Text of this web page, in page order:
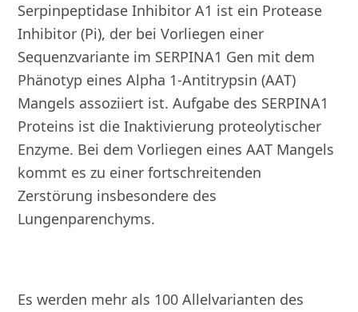
Serpinpeptidase Inhibitor A1 ist ein Protease
Inhibitor (Pi), der bei Vorliegen einer
Sequenzvariante im SERPINA1 Gen mit dem
Phänotyp eines Alpha 1‑Antitrypsin (AAT)
Mangels assoziiert ist. Aufgabe des SERPINA1
Proteins ist die Inaktivierung proteolytischer
Enzyme. Bei dem Vorliegen eines AAT Mangels
kommt es zu einer fortschreitenden
Zerstörung insbesondere des
Lungenparenchyms.
Es werden mehr als 100 Allelvarianten des